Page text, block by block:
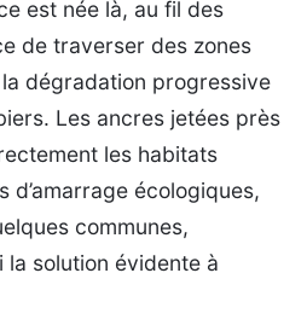
est née là, au fil des
de traverser des zones
dégradation progressive
Les ancres jetées près
les habitats
d’amarrage écologiques,
communes,
la solution évidente à